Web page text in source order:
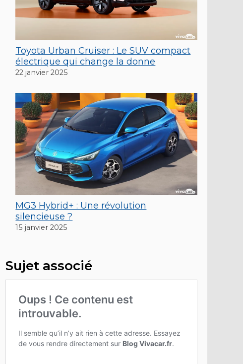
Toyota Urban Cruiser : Le SUV compact
électrique qui change la donne
22 janvier 2025
MG3 Hybrid+ : Une révolution
silencieuse ?
15 janvier 2025
Sujet associé